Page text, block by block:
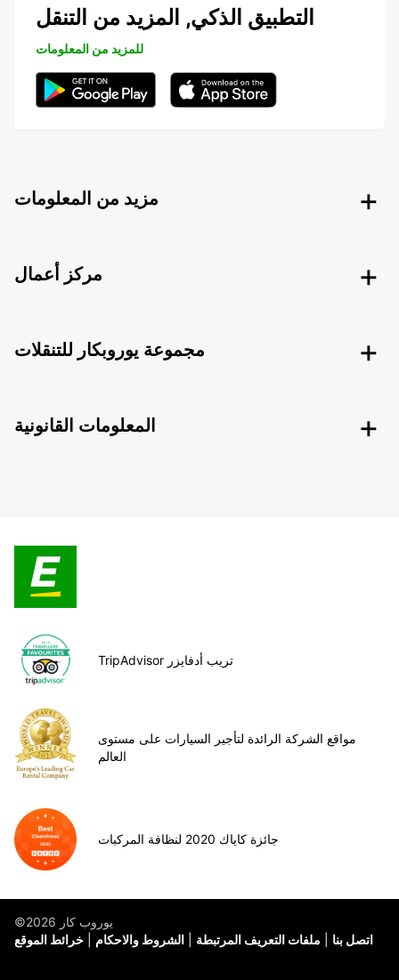
التطبيق الذكي, المزيد من التنقل
للمزيد من المعلومات
مزيد من المعلومات
مركز أعمال
مجموعة يوروبكار للتنقلات
المعلومات القانونية
TripAdvisor تريب أدفايزر
مواقع الشركة الرائدة لتأجير السيارات على مستوى
العالم
جائزة كاياك 2020 لنظافة المركبات
©يوروب كار 2026
خرائط الموقع
الشروط والاحكام ملفات التعريف المرتبطة اتصل بنا